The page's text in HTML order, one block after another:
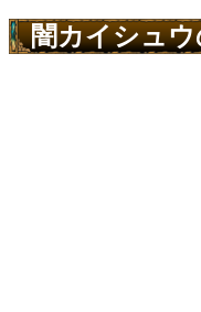
闇カイシュ